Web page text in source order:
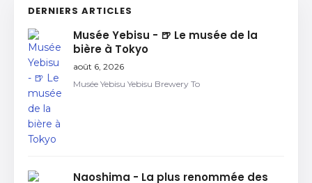
DERNIERS ARTICLES
Musée Yebisu - 🍺 Le musée de la
bière à Tokyo
août 6, 2026
Musée Yebisu Yebisu Brewery To
Naoshima - La plus renommée des